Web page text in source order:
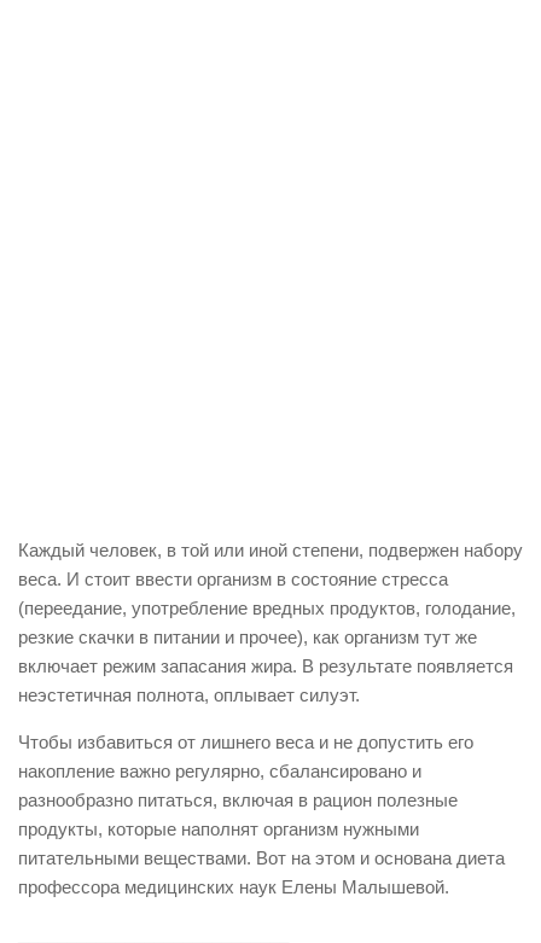
Каждый человек, в той или иной степени, подвержен набору
веса. И стоит ввести организм в состояние стресса
(переедание, употребление вредных продуктов, голодание,
резкие скачки в питании и прочее), как организм тут же
включает режим запасания жира. В результате появляется
неэстетичная полнота, оплывает силуэт.
Чтобы избавиться от лишнего веса и не допустить его
накопление важно регулярно, сбалансировано и
разнообразно питаться, включая в рацион полезные
продукты, которые наполнят организм нужными
питательными веществами. Вот на этом и основана диета
профессора медицинских наук Елены Малышевой.